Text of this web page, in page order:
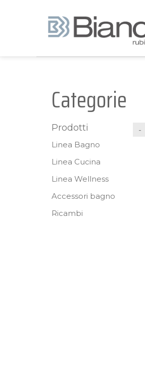
Categorie
Prodotti
Linea Bagno
Linea Cucina
Linea Wellness
Accessori bagno
Ricambi